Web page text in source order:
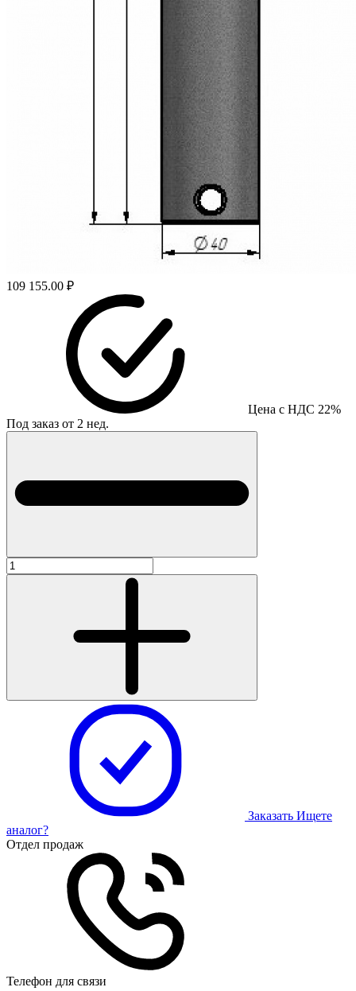
109 155.00 ₽
Цена с НДС 22%
Под заказ от 2 нед.
Заказать Ищете
аналог?
Отдел продаж
Телефон для связи